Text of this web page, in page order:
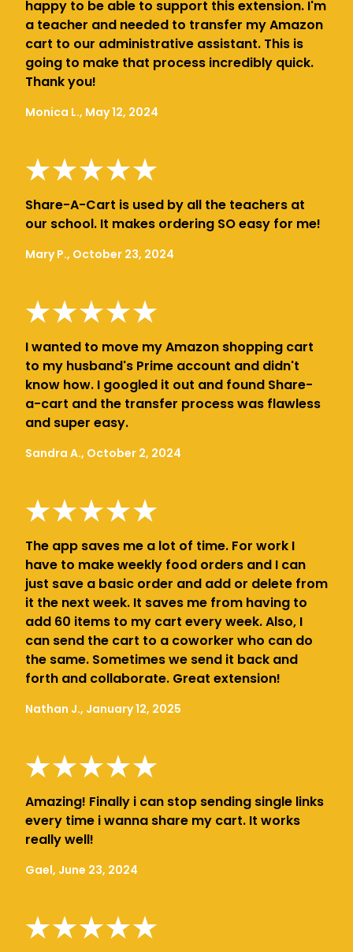
happy to be able to support this extension. I'm
a teacher and needed to transfer my Amazon
cart to our administrative assistant. This is
going to make that process incredibly quick.
Thank you!
Monica L., May 12, 2024
Share-A-Cart is used by all the teachers at
our school. It makes ordering SO easy for me!
Mary P., October 23, 2024
I wanted to move my Amazon shopping cart
to my husband's Prime account and didn't
know how. I googled it out and found Share-
a-cart and the transfer process was flawless
and super easy.
Sandra A., October 2, 2024
The app saves me a lot of time. For work I
have to make weekly food orders and I can
just save a basic order and add or delete from
it the next week. It saves me from having to
add 60 items to my cart every week. Also, I
can send the cart to a coworker who can do
the same. Sometimes we send it back and
forth and collaborate. Great extension!
Nathan J., January 12, 2025
Amazing! Finally i can stop sending single links
every time i wanna share my cart. It works
really well!
Gael, June 23, 2024